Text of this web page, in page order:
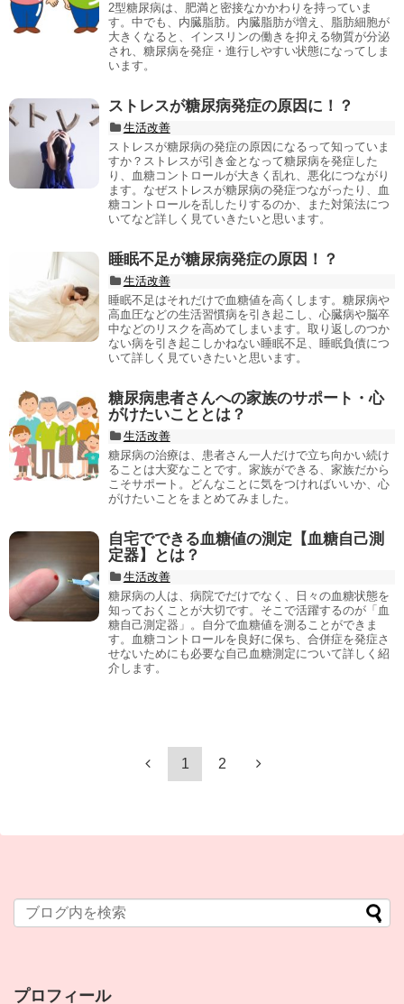
2型糖尿病は、肥満と密接なかかわりを持っていま
す。中でも、内臓脂肪。内臓脂肪が増え、脂肪細胞が
大きくなると、インスリンの働きを抑える物質が分泌
され、糖尿病を発症・進行しやすい状態になってしま
います。
ストレスが糖尿病発症の原因に！？
生活改善
ストレスが糖尿病の発症の原因になるって知っていま
すか？ストレスが引き金となって糖尿病を発症した
り、血糖コントロールが大きく乱れ、悪化につながり
ます。なぜストレスが糖尿病の発症つながったり、血
糖コントロールを乱したりするのか、また対策法につ
いてなど詳しく見ていきたいと思います。
睡眠不足が糖尿病発症の原因！？
生活改善
睡眠不足はそれだけで血糖値を高くします。糖尿病や
高血圧などの生活習慣病を引き起こし、心臓病や脳卒
中などのリスクを高めてしまいます。取り返しのつか
ない病を引き起こしかねない睡眠不足、睡眠負債につ
いて詳しく見ていきたいと思います。
糖尿病患者さんへの家族のサポート・心
がけたいこととは？
生活改善
糖尿病の治療は、患者さん一人だけで立ち向かい続け
ることは大変なことです。家族ができる、家族だから
こそサポート。どんなことに気をつければいいか、心
がけたいことをまとめてみました。
自宅でできる血糖値の測定【血糖自己測
定器】とは？
生活改善
糖尿病の人は、病院でだけでなく、日々の血糖状態を
知っておくことが大切です。そこで活躍するのが「血
糖自己測定器」。自分で血糖値を測ることができま
す。血糖コントロールを良好に保ち、合併症を発症さ
せないためにも必要な自己血糖測定について詳しく紹
介します。
1 2
プロフィール